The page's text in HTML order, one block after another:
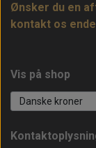
Ønsker du en
kontakt os
Vis på shop